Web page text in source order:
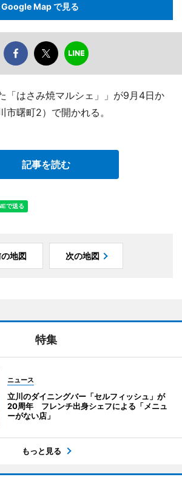
Google Map で見る
「はさみ焼マルシェ」」が9月4日か
市曙町2）で開かれる。
記事を読む
地図 次の地図
特集
ニュース
立川のダイニングバー「セルフィッシュ」が
20周年 フレンチ出身シェフによる「メニュ
ーがない店」
もっと見る